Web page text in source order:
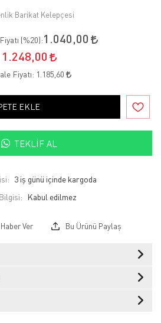
Barikat Kelepçesi
(%20):1.040,00
1.248,00
Fiyatı: 1.185,60
EKLE
TEKLIF AL
3 iş günü içinde kargoda
Ver Bu Ürünü Paylaş